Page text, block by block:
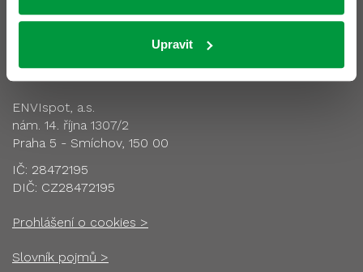
Upravit
Sídlo společnosti
ENVIspot, a.s.
nám. 14. října 1307/2
Praha 5 - Smíchov, 150 00
IČ: 28472195
DIČ: CZ28472195
Prohlášení o cookies >
Slovník pojmů >